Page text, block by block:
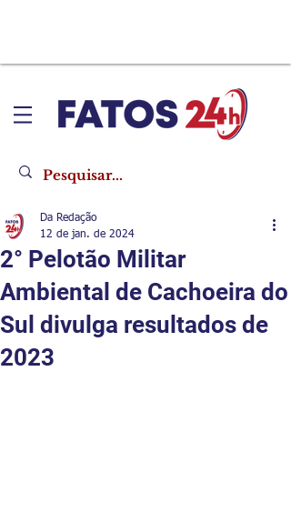
2° Pelotão Militar
Ambiental de Cachoeira do
Sul divulga resultados de
2023
Da Redação
12 de jan. de 2024